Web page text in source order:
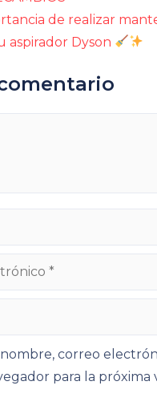
de realizar
aspirador Dyson
correo
para la próxima